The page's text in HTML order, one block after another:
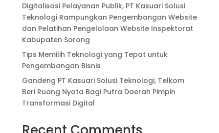
Digitalisasi Pelayanan Publik, PT Kasuari Solusi
Teknologi Rampungkan Pengembangan Website
dan Pelatihan Pengelolaan Website Inspektorat
Kabupaten Sorong
Tips Memilih Teknologi yang Tepat untuk
Pengembangan Bisnis
Gandeng PT Kasuari Solusi Teknologi, Telkom
Beri Ruang Nyata Bagi Putra Daerah Pimpin
Transformasi Digital